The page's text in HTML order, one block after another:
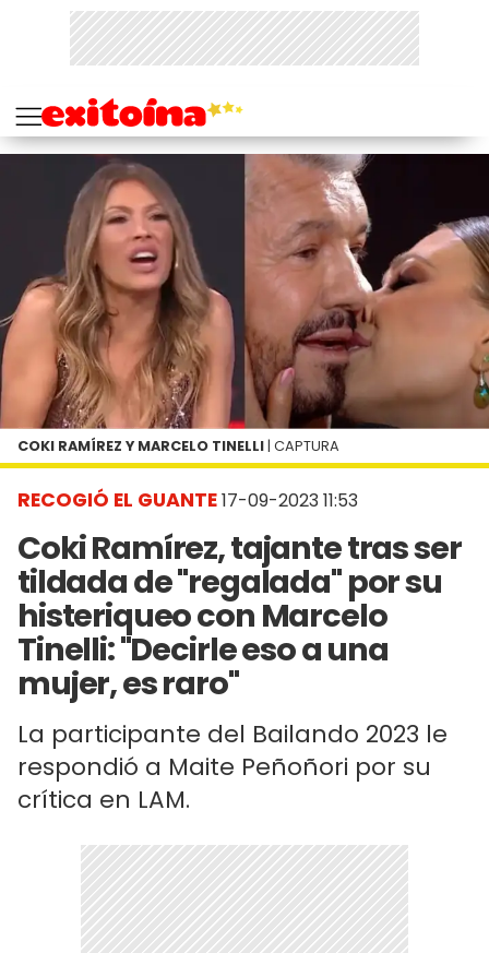
RECOGIÓ EL GUANTE17-09-2023 11:53
Coki Ramírez, tajante tras ser
tildada de "regalada" por su
histeriqueo con Marcelo
Tinelli: "Decirle eso a una
mujer, es raro"
La participante del Bailando 2023 le
respondió a Maite Peñoñori por su
crítica en LAM.
COKI RAMÍREZ Y MARCELO TINELLI | CAPTURA